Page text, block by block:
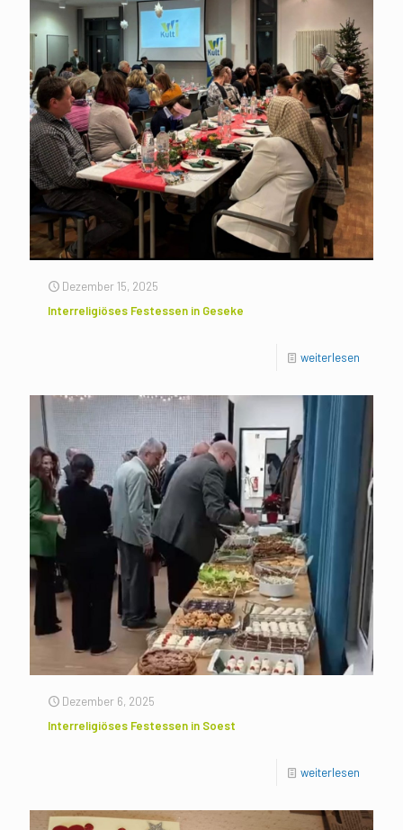
Dezember 15, 2025
Interreligiöses Festessen in Geseke
weiterlesen
Dezember 6, 2025
Interreligiöses Festessen in Soest
weiterlesen